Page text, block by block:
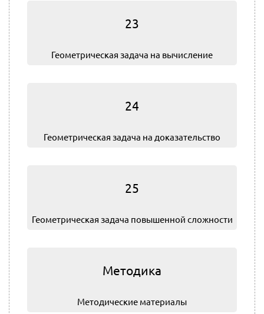
23
Геометрическая задача на вычисление
24
Геометрическая задача на доказательство
25
Геометрическая задача повышенной сложности
Методика
Методические материалы